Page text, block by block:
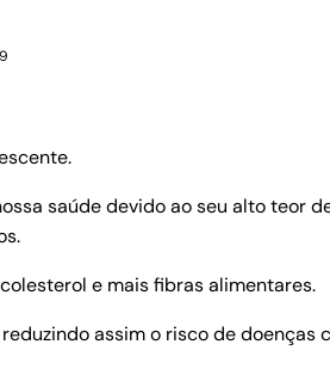
saúde devido ao seu alto teor
e mais fibras alimentares.
assim o risco de doenças